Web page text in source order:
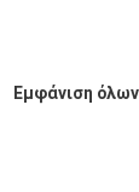
Εμφάνιση όλων